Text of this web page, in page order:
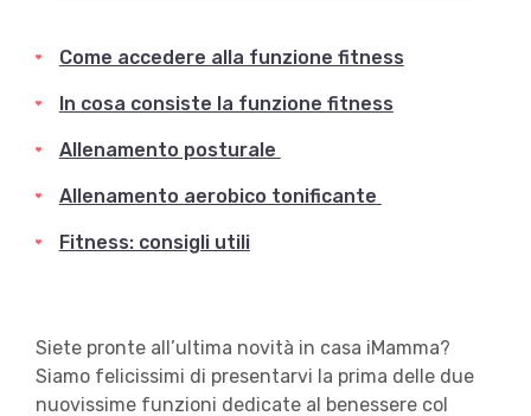
Come accedere alla funzione fitness
In cosa consiste la funzione fitness
Allenamento posturale
Allenamento aerobico tonificante
Fitness: consigli utili
Siete pronte all’ultima novità in casa iMamma?
Siamo felicissimi di presentarvi la prima delle due
nuovissime funzioni dedicate al benessere col